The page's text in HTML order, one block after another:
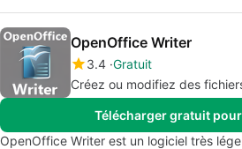
OpenOffice Writer
3.4 Gratuit
Créez ou modifiez des
Télécharger gratuit
OpenOffice Writer est un logiciel très